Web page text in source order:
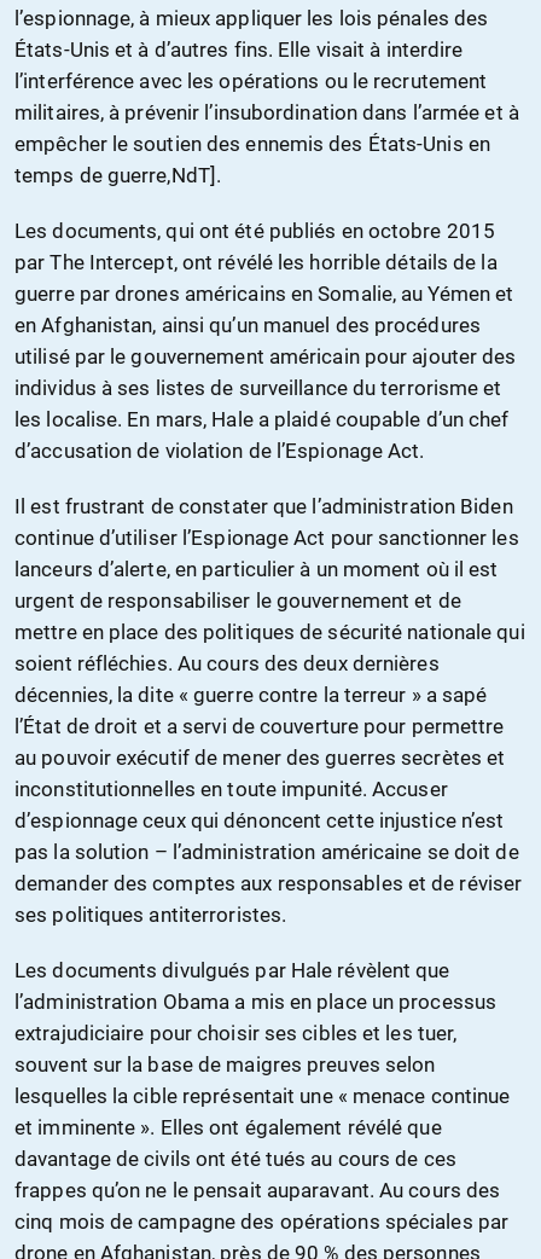
l’espionnage, à mieux appliquer les lois pénales des
États-Unis et à d’autres fins. Elle visait à interdire
l’interférence avec les opérations ou le recrutement
militaires, à prévenir l’insubordination dans l’armée et à
empêcher le soutien des ennemis des États-Unis en
temps de guerre,NdT].
Les documents, qui ont été publiés en octobre 2015
par The Intercept, ont révélé les horrible détails de la
guerre par drones américains en Somalie, au Yémen et
en Afghanistan, ainsi qu’un manuel des procédures
utilisé par le gouvernement américain pour ajouter des
individus à ses listes de surveillance du terrorisme et
les localise. En mars, Hale a plaidé coupable d’un chef
d’accusation de violation de l’Espionage Act.
Il est frustrant de constater que l’administration Biden
continue d’utiliser l’Espionage Act pour sanctionner les
lanceurs d’alerte, en particulier à un moment où il est
urgent de responsabiliser le gouvernement et de
mettre en place des politiques de sécurité nationale qui
soient réfléchies. Au cours des deux dernières
décennies, la dite « guerre contre la terreur » a sapé
l’État de droit et a servi de couverture pour permettre
au pouvoir exécutif de mener des guerres secrètes et
inconstitutionnelles en toute impunité. Accuser
d’espionnage ceux qui dénoncent cette injustice n’est
pas la solution – l’administration américaine se doit de
demander des comptes aux responsables et de réviser
ses politiques antiterroristes.
Les documents divulgués par Hale révèlent que
l’administration Obama a mis en place un processus
extrajudiciaire pour choisir ses cibles et les tuer,
souvent sur la base de maigres preuves selon
lesquelles la cible représentait une « menace continue
et imminente ». Elles ont également révélé que
davantage de civils ont été tués au cours de ces
frappes qu’on ne le pensait auparavant. Au cours des
cinq mois de campagne des opérations spéciales par
drone en Afghanistan, près de 90 % des personnes